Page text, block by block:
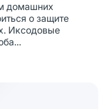
домашних
о защите
Иксодовые